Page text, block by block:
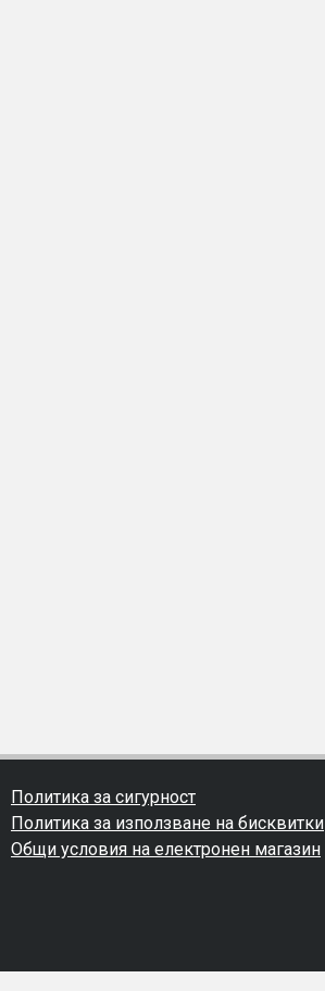
Политика за сигурност
Политика за използване на бисквитки
Общи условия на електронен магазин